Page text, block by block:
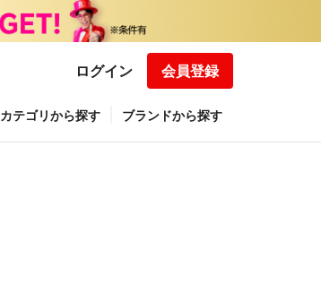
ログイン 会員登録
カテゴリから探す ブランドから探す